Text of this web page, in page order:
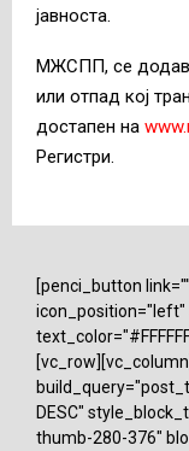
јавноста.
МЖСПП, се
или отпад кој
достапен на
Регистри.
[penci_button
icon_position="left"
DESC"
thumb-280-376"